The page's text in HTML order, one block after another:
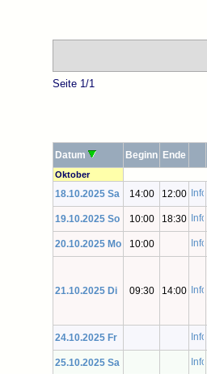
Seite 1/1
Datum Beginn Ende
Oktober
18.10.2025 Sa 14:00 12:00
19.10.2025 So 10:00 18:30
20.10.2025 Mo
10:00
21.10.2025 Di 09:30 14:00
24.10.2025 Fr
25.10.2025 Sa